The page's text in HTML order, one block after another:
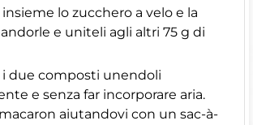
lo zucchero a velo e la
e uniteli agli altri 75 g di
i due composti unendoli
e senza far incorporare aria.
aiutandovi con un sac-à-